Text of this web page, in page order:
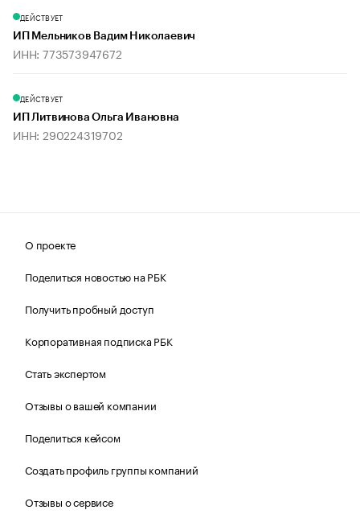
ДЕЙСТВУЕТ
ИП Мельников Вадим Николаевич
ИНН: 773573947672
ДЕЙСТВУЕТ
ИП Литвинова Ольга Ивановна
ИНН: 290224319702
О проекте
Поделиться новостью на РБК
Получить пробный доступ
Корпоративная подписка РБК
Стать экспертом
Отзывы о вашей компании
Поделиться кейсом
Создать профиль группы компаний
Отзывы о сервисе